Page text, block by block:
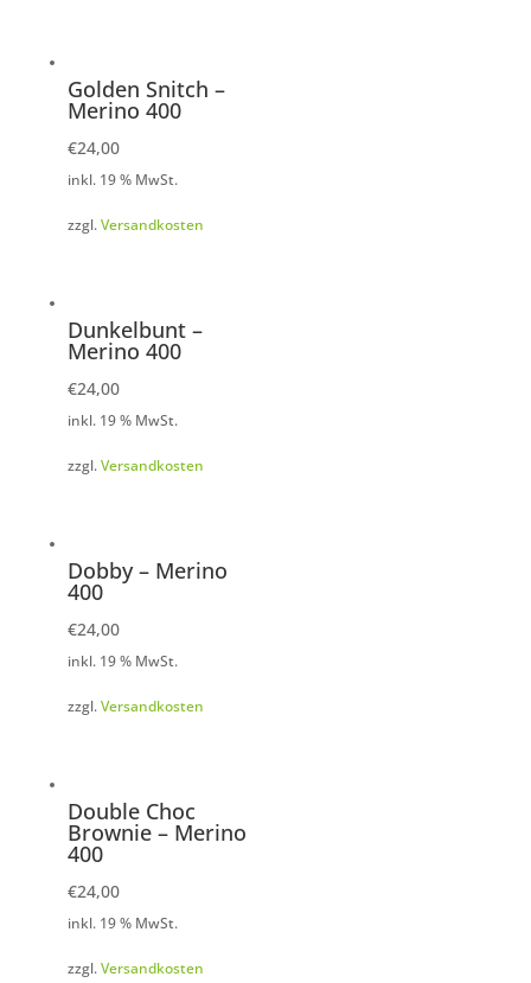
Golden Snitch –
Merino 400
€24,00
inkl. 19 % MwSt.
zzgl.Versandkosten
Dunkelbunt –
Merino 400
€24,00
inkl. 19 % MwSt.
zzgl.Versandkosten
Dobby – Merino
400
€24,00
inkl. 19 % MwSt.
zzgl.Versandkosten
Double Choc
Brownie – Merino
400
€24,00
inkl. 19 % MwSt.
zzgl.Versandkosten